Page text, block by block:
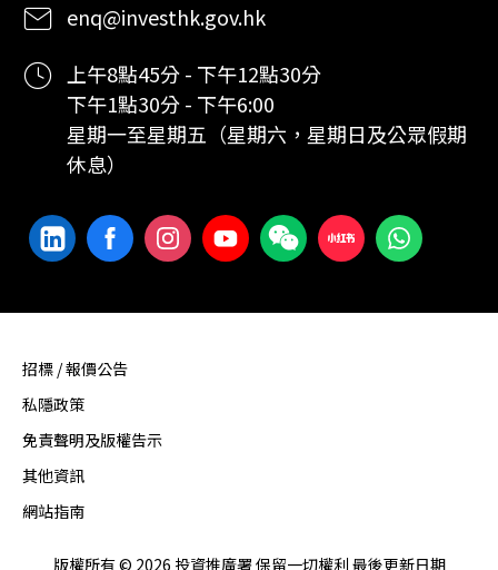
enq@investhk.gov.hk
上午8點45分 - 下午12點30分
下午1點30分 - 下午6:00
星期一至星期五（星期六，星期日及公眾假期
休息）
招標 / 報價公告
私隱政策
免責聲明及版權告示
其他資訊
網站指南
版權所有 © 2026 投資推廣署 保留一切權利 最後更新日期